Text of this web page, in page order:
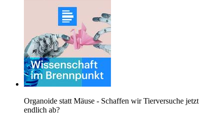
Organoide statt Mäuse - Schaffen wir Tierversuche jetzt
endlich ab?